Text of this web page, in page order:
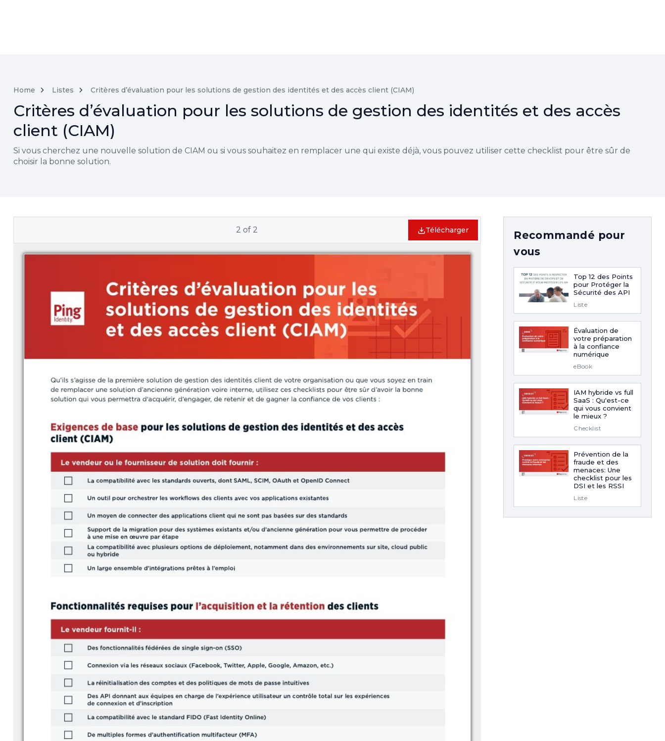
Home Listes Critères d’évaluation pour les solutions de gestion des identités et des accès client (CIAM)
Critères d’évaluation pour les solutions de gestion des identités et des accès
client (CIAM)
Si vous cherchez une nouvelle solution de CIAM ou si vous souhaitez en remplacer une qui existe déjà, vous pouvez utiliser cette checklist pour être sûr de
choisir la bonne solution.
2 of 2 Télécharger
Recommandé pour
vous
Top 12 des Points
pour Protéger la
Sécurité des API
Liste
Évaluation de
votre préparation
à la confiance
numérique
eBook
IAM hybride vs full
SaaS : Qu'est-ce
qui vous convient
le mieux ?
Checklist
Prévention de la
fraude et des
menaces: Une
checklist pour les
DSI et les RSSI
Liste